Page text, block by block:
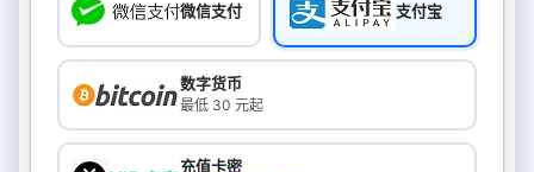
微信支付 支付宝
数字货币
最低 30 元起
充值卡密